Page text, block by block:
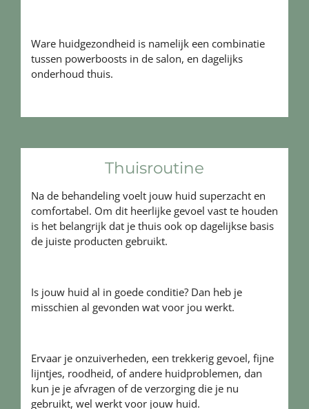
Ware huidgezondheid is namelijk een combinatie
tussen powerboosts in de salon, en dagelijks
onderhoud thuis.
Thuisroutine
Na de behandeling voelt jouw huid superzacht en
comfortabel. Om dit heerlijke gevoel vast te houden
is het belangrijk dat je thuis ook op dagelijkse basis
de juiste producten gebruikt.
Is jouw huid al in goede conditie? Dan heb je
misschien al gevonden wat voor jou werkt.
Ervaar je onzuiverheden, een trekkerig gevoel, fijne
lijntjes, roodheid, of andere huidproblemen, dan
kun je je afvragen of de verzorging die je nu
gebruikt, wel werkt voor jouw huid.